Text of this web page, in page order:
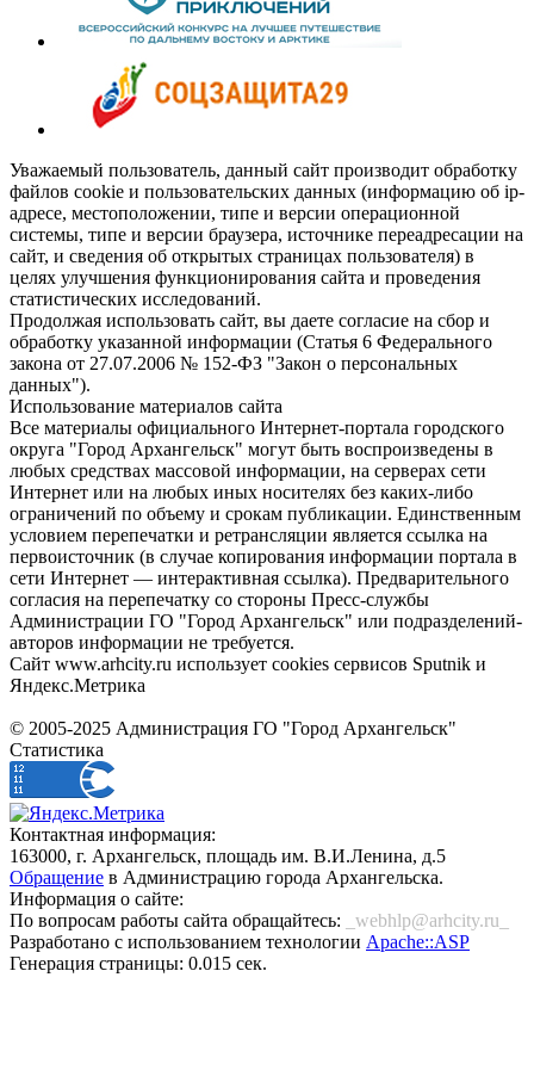
Уважаемый пользователь, данный сайт производит обработку
файлов cookie и пользовательских данных (информацию об ip-
адресе, местоположении, типе и версии операционной
системы, типе и версии браузера, источнике переадресации на
сайт, и сведения об открытых страницах пользователя) в
целях улучшения функционирования сайта и проведения
статистических исследований.
Продолжая использовать сайт, вы даете согласие на сбор и
обработку указанной информации (Статья 6 Федерального
закона от 27.07.2006 № 152-ФЗ "Закон о персональных
данных").
Использование материалов сайта
Все материалы официального Интернет-портала городского
округа "Город Архангельск" могут быть воспроизведены в
любых средствах массовой информации, на серверах сети
Интернет или на любых иных носителях без каких-либо
ограничений по объему и срокам публикации. Единственным
условием перепечатки и ретрансляции является ссылка на
первоисточник (в случае копирования информации портала в
сети Интернет — интерактивная ссылка). Предварительного
согласия на перепечатку со стороны Пресс-службы
Администрации ГО "Город Архангельск" или подразделений-
авторов информации не требуется.
Сайт www.arhcity.ru использует cookies сервисов Sputnik и
Яндекс.Метрика
© 2005-2025 Администрация ГО "Город Архангельск"
Статистика
Контактная информация:
163000, г. Архангельск, площадь им. В.И.Ленина, д.5
Обращение в Администрацию города Архангельска.
Информация о сайте:
По вопросам работы сайта обращайтесь:
_webhlp@arhcity.ru_
Разработано с использованием технологии Apache::ASP
Генерация страницы: 0.015 сек.